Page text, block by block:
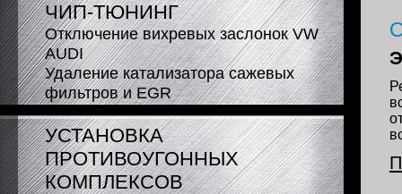
ЧИП-ТЮНИНГ
Отключение вихревых заслонок VW
AUDI
Удаление катализатора сажевых
фильтров и EGR
УСТАНОВКА
ПРОТИВОУГОННЫХ
КОМПЛЕКСОВ